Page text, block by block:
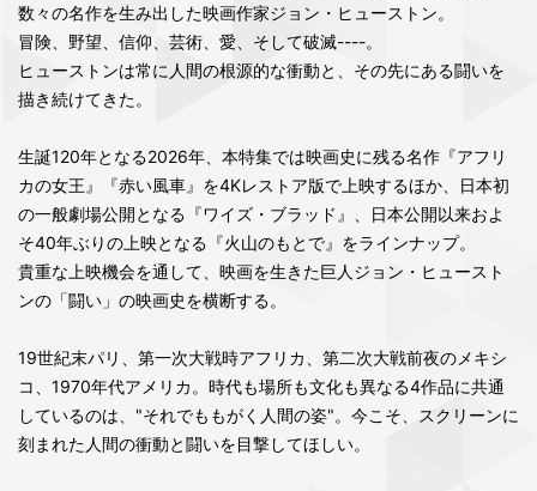
数々の名作を生み出した映画作家ジョン・ヒューストン。
冒険、野望、信仰、芸術、愛、そして破滅----。
ヒューストンは常に人間の根源的な衝動と、その先にある闘いを
描き続けてきた。
生誕120年となる2026年、本特集では映画史に残る名作『アフリ
カの女王』『赤い風車』を4Kレストア版で上映するほか、日本初
の一般劇場公開となる『ワイズ・ブラッド』、日本公開以来およ
そ40年ぶりの上映となる『火山のもとで』をラインナップ。
貴重な上映機会を通して、映画を生きた巨人ジョン・ヒュースト
ンの「闘い」の映画史を横断する。
19世紀末パリ、第一次大戦時アフリカ、第二次大戦前夜のメキシ
コ、1970年代アメリカ。時代も場所も文化も異なる4作品に共通
しているのは、"それでももがく人間の姿"。今こそ、スクリーンに
刻まれた人間の衝動と闘いを目撃してほしい。